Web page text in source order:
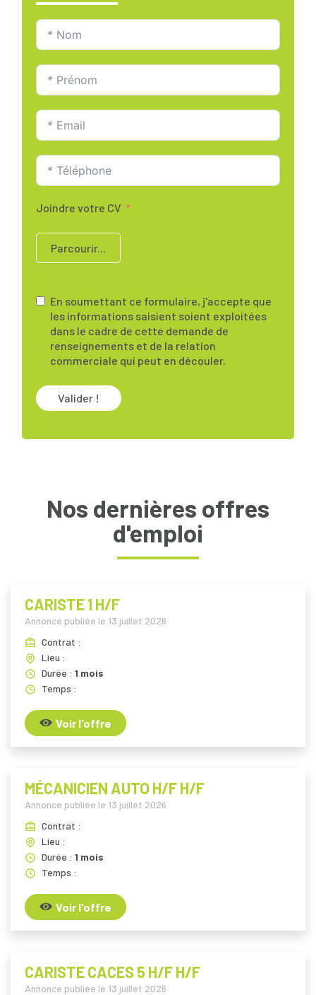
Joindre votre CV
Parcourir...
En soumettant ce formulaire, j'accepte que
les informations saisient soient exploitées
dans le cadre de cette demande de
renseignements et de la relation
commerciale qui peut en découler.
Valider !
Nos dernières offres
d'emploi
CARISTE 1 H/F
Annonce publiée le 13 juillet 2026
Contrat :
Lieu :
Durée : 1 mois
Temps :
Voir l'offre
MÉCANICIEN AUTO H/F H/F
Annonce publiée le 13 juillet 2026
Contrat :
Lieu :
Durée : 1 mois
Temps :
Voir l'offre
CARISTE CACES 5 H/F H/F
Annonce publiée le 13 juillet 2026